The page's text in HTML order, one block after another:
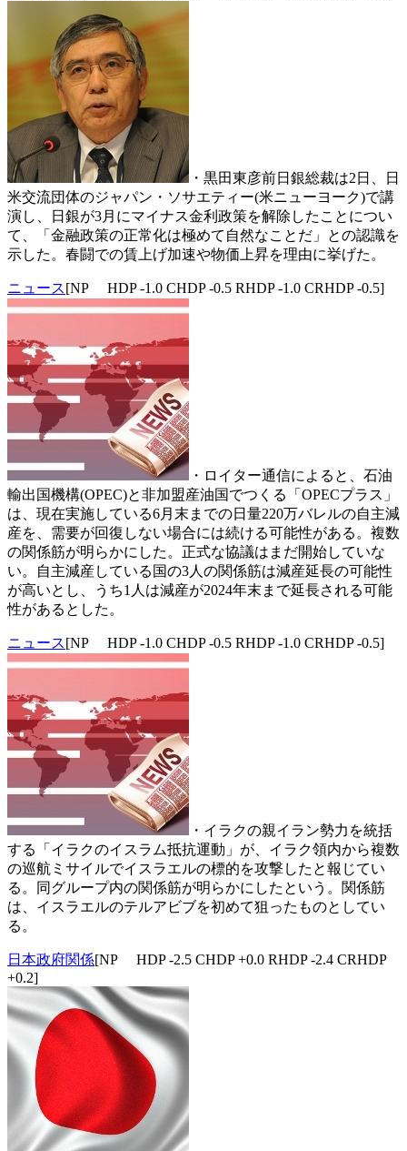
・黒田東彦前日銀総裁は2日、日
米交流団体のジャパン・ソサエティー(米ニューヨーク)で講
演し、日銀が3月にマイナス金利政策を解除したことについ
て、「金融政策の正常化は極めて自然なことだ」との認識を
示した。春闘での賃上げ加速や物価上昇を理由に挙げた。
ニュース[NP HDP -1.0 CHDP -0.5 RHDP -1.0 CRHDP -0.5]
・ロイター通信によると、石油
輸出国機構(OPEC)と非加盟産油国でつくる「OPECプラス」
は、現在実施している6月末までの日量220万バレルの自主減
産を、需要が回復しない場合には続ける可能性がある。複数
の関係筋が明らかにした。正式な協議はまだ開始していな
い。自主減産している国の3人の関係筋は減産延長の可能性
が高いとし、うち1人は減産が2024年末まで延長される可能
性があるとした。
ニュース[NP HDP -1.0 CHDP -0.5 RHDP -1.0 CRHDP -0.5]
・イラクの親イラン勢力を統括
する「イラクのイスラム抵抗運動」が、イラク領内から複数
の巡航ミサイルでイスラエルの標的を攻撃したと報じてい
る。同グループ内の関係筋が明らかにしたという。関係筋
は、イスラエルのテルアビブを初めて狙ったものとしてい
る。
日本政府関係[NP HDP -2.5 CHDP +0.0 RHDP -2.4 CRHDP
+0.2]